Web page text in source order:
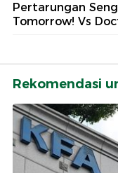
Pertarungan
Tomorrow! Vs
Rekomendasi